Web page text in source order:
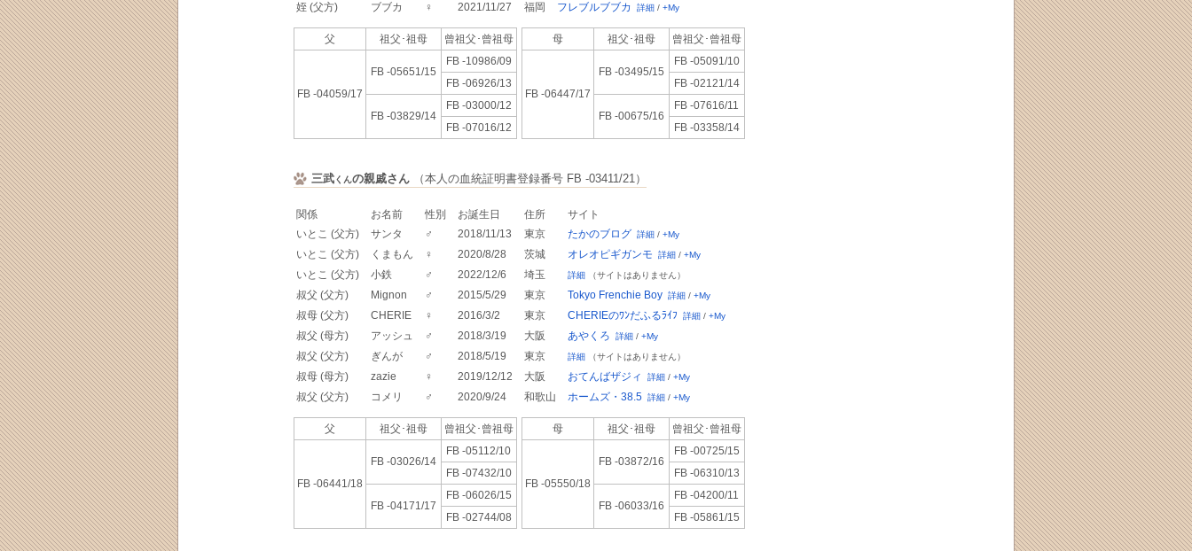
姪 (父方) ブブカ ♀ 2021/11/27 福岡 フレブルブブカ 詳細/ +My
父 祖父･祖母 曾祖父･ 曾祖母
FB -04059/17
FB -05651/15
FB -10986/09
FB -06926/13
FB -03829/14
FB -03000/12
FB -07016/12
母 祖父･祖母 曾祖父･ 曾祖母
FB -06447/17
FB -03495/15
FB -05091/10
FB -02121/14
FB -00675/16
FB -07616/11
FB -03358/14
三武くんの親戚さん（本人の血統証明書登録番号 FB -03411/21）
関係 お名前 性別 お誕生日 住所
サイト
いとこ (父方)
サンタ ♂ 2018/11/13 東京 たかのブログ 詳細/ +My
いとこ (父方) くまもん ♀ 2020/8/28 茨城 オレオピギガンモ 詳細/ +My
いとこ (父方) 小鉄 ♂ 2022/12/6 埼玉 詳細（サイトはありません）
叔父 (父方) Mignon ♂ 2015/5/29 東京 Tokyo Frenchie Boy 詳細/ +My
叔母 (父方) CHERIE ♀ 2016/3/2 東京 CHERIEのﾜﾝだふるﾗｲﾌ 詳細/ +My
叔父 (母方) アッシュ ♂ 2018/3/19 大阪 あやくろ 詳細/ +My
叔父 (父方) ぎんが ♂ 2018/5/19 東京 詳細（サイトはありません）
叔母 (母方) zazie ♀ 2019/12/12 大阪 おてんばザジィ 詳細/ +My
叔父 (父方) コメリ ♂ 2020/9/24 和歌山 ホームズ・38.5 詳細/ +My
父 祖父･祖母 曾祖父･ 曾祖母
FB -06441/18
FB -03026/14
FB -05112/10
FB -07432/10
FB -04171/17
FB -06026/15
FB -02744/08
母 祖父･祖母 曾祖父･ 曾祖母
FB -05550/18
FB -03872/16
FB -00725/15
FB -06310/13
FB -06033/16
FB -04200/11
FB -05861/15